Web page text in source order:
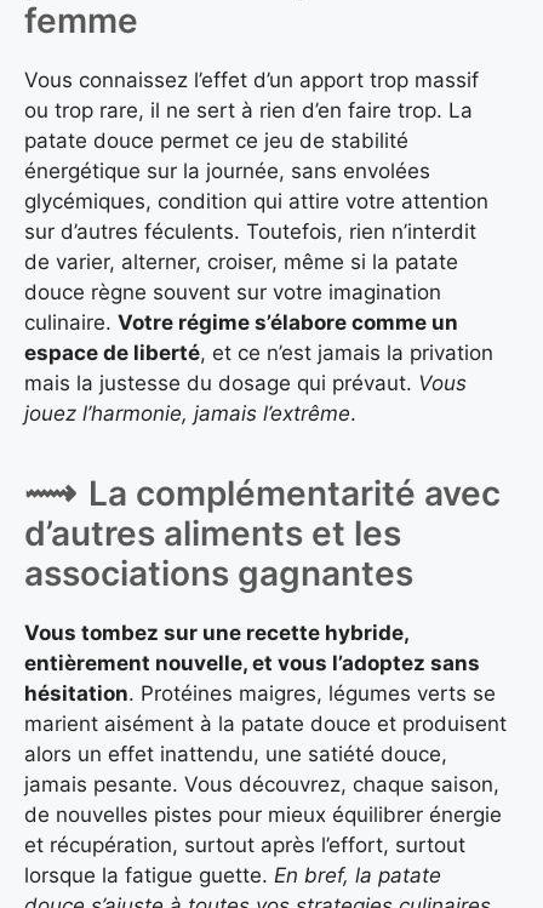
femme
Vous connaissez l’effet d’un apport trop massif
ou trop rare, il ne sert à rien d’en faire trop. La
patate douce permet ce jeu de stabilité
énergétique sur la journée, sans envolées
glycémiques, condition qui attire votre attention
sur d’autres féculents. Toutefois, rien n’interdit
de varier, alterner, croiser, même si la patate
douce règne souvent sur votre imagination
culinaire. Votre régime s’élabore comme un
espace de liberté, et ce n’est jamais la privation
mais la justesse du dosage qui prévaut. Vous
jouez l’harmonie, jamais l’extrême.
La complémentarité avec
d’autres aliments et les
associations gagnantes
Vous tombez sur une recette hybride,
entièrement nouvelle, et vous l’adoptez sans
hésitation. Protéines maigres, légumes verts se
marient aisément à la patate douce et produisent
alors un effet inattendu, une satiété douce,
jamais pesante. Vous découvrez, chaque saison,
de nouvelles pistes pour mieux équilibrer énergie
et récupération, surtout après l’effort, surtout
lorsque la fatigue guette. En bref, la patate